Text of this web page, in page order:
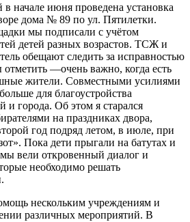
начале июня проведена установка
дома № 89 по ул. Пятилетки.
мы подписали с учётом
детей разных возрастов. ТСЖ и
обещают следить за исправностью
—очень важно, когда есть
жители. Совместными усилиями
для благоустройства
и города. Об этом я старался
на праздниках двора,
год подряд летом, в июле, при
Пока дети прыгали на батутах и
вели откровенный диалог и
необходимо решать
нескольким учреждениям и
различных мероприятий. В